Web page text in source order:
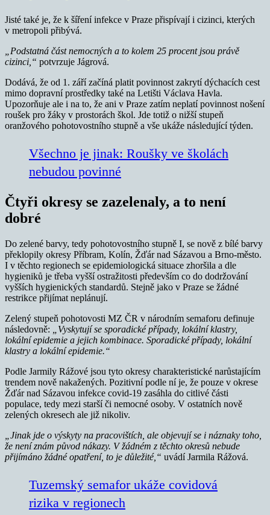
Jisté také je, že k šíření infekce v Praze přispívají i cizinci, kterých
v metropoli přibývá.
„Podstatná část nemocných a to kolem 25 procent jsou právě
cizinci,“ potvrzuje Jágrová.
Dodává, že od 1. září začíná platit povinnost zakrytí dýchacích cest
mimo dopravní prostředky také na Letišti Václava Havla.
Upozorňuje ale i na to, že ani v Praze zatím neplatí povinnost nošení
roušek pro žáky v prostorách škol. Jde totiž o nižší stupeň
oranžového pohotovostního stupně a vše ukáže následující týden.
Všechno je jinak: Roušky ve školách
nebudou povinné
Čtyři okresy se zazelenaly, a to není
dobré
Do zelené barvy, tedy pohotovostního stupně I, se nově z bílé barvy
překlopily okresy Příbram, Kolín, Žďár nad Sázavou a Brno-město.
I v těchto regionech se epidemiologická situace zhoršila a dle
hygieniků je třeba vyšší ostražitosti především co do dodržování
vyšších hygienických standardů. Stejně jako v Praze se žádné
restrikce přijímat neplánují.
Zelený stupeň pohotovosti MZ ČR v národním semaforu definuje
následovně:
„Vyskytují se sporadické případy, lokální klastry,
lokální epidemie a jejich kombinace. Sporadické případy, lokální
klastry a lokální epidemie.“
Podle Jarmily Rážové jsou tyto okresy charakteristické narůstajícím
trendem nově nakažených. Pozitivní podle ní je, že pouze v okrese
Žďár nad Sázavou infekce covid-19 zasáhla do citlivé části
populace, tedy mezi starší či nemocné osoby. V ostatních nově
zelených okresech ale již nikoliv.
„Jinak jde o výskyty na pracovištích, ale objevují se i náznaky toho,
že není znám původ nákazy. V žádném z těchto okresů nebude
přijímáno žádné opatření, to je důležité,“ uvádí Jarmila Rážová.
Tuzemský semafor ukáže covidová
rizika v regionech